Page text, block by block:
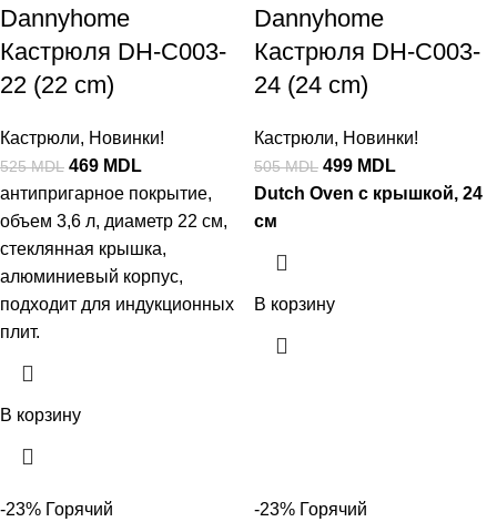
Dannyhome
Кастрюля DH-C003-
22 (22 cm)
Кастрюли, Новинки!
525MDL 469 MDL
антипригарное покрытие,
объем 3,6 л, диаметр 22 см,
стеклянная крышка,
алюминиевый корпус,
подходит для индукционных
плит.
В корзину
Dannyhome
Кастрюля DH-C003-
24 (24 cm)
Кастрюли, Новинки!
505MDL 499 MDL
Dutch Oven с крышкой, 24
см
В корзину
-23% Горячий -23% Горячий